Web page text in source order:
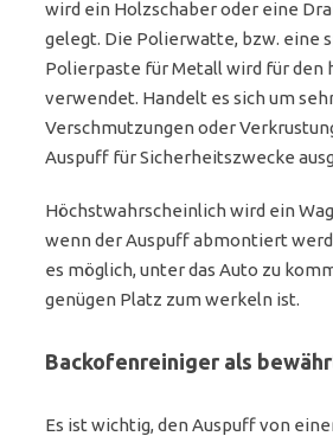
wird ein Holzschaber oder eine
gelegt. Die Polierwatte, bzw. eine
Polierpaste für Metall wird für den
verwendet. Handelt es sich um
Verschmutzungen oder
Auspuff für Sicherheitszwecke
Höchstwahrscheinlich wird ein
wenn der Auspuff abmontiert
es möglich, unter das Auto zu
genügen Platz zum werkeln ist.
Backofenreiniger als
Es ist wichtig, den Auspuff von